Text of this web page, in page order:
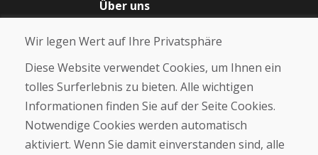
Über uns
Über uns
Kontakt
Kaufen
E-Shop
Geschäftsbedingungen
Wir legen Wert auf Ihre Privatsphäre
Diese Website verwendet Cookies, um Ihnen ein
tolles Surferlebnis zu bieten. Alle wichtigen
Informationen finden Sie auf der Seite Cookies.
Notwendige Cookies werden automatisch
aktiviert. Wenn Sie damit einverstanden sind, alle